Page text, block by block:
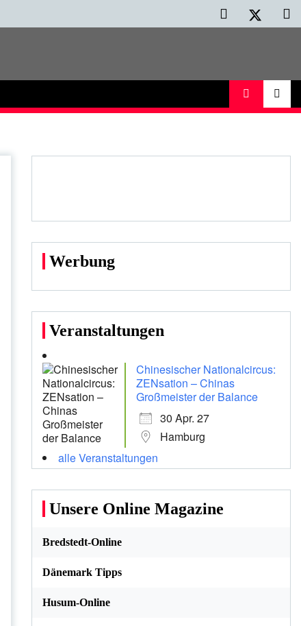
Werbung
Veranstaltungen
Chinesischer Nationalcircus:
ZENsation – Chinas
Großmeister der Balance
30 Apr. 27
Hamburg
alle Veranstaltungen
Unsere Online Magazine
Bredstedt-Online
Dänemark Tipps
Husum-Online